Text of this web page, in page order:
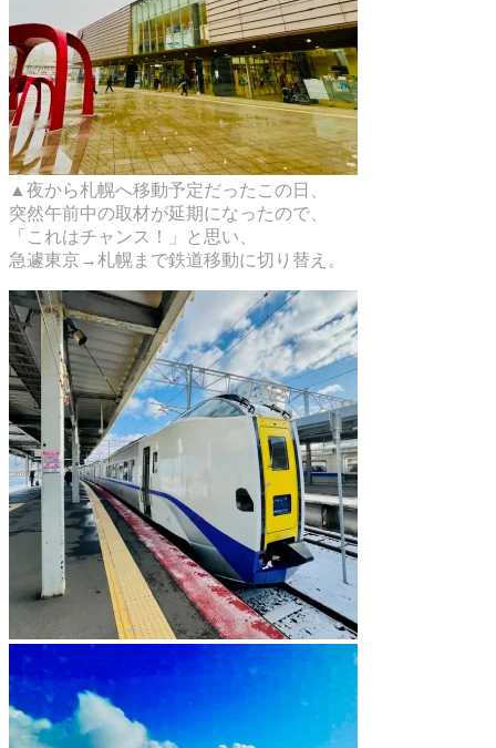
▲夜から札幌へ移動予定だったこの日、
突然午前中の取材が延期になったので、
「これはチャンス！」と思い、
急遽東京→札幌まで鉄道移動に切り替え。